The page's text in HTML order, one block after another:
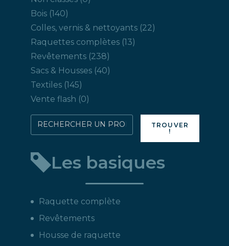
Bois 140140
produits
Colles, vernis & nettoyants 2222
Raquettes complètes 1313
Revêtements 238238
produits
Sacs & Housses 4040
Textiles 145145
produits
Vente flash 00
Rechercher
directement
produit
:
TROUVER
!
Les basiques
Raquette complète
Revêtements
Housse de raquette